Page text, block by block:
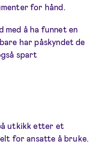
for hånd.
med å ha funnet en
har påskyndet de
spart
utkikk etter et
for ansatte å bruke.